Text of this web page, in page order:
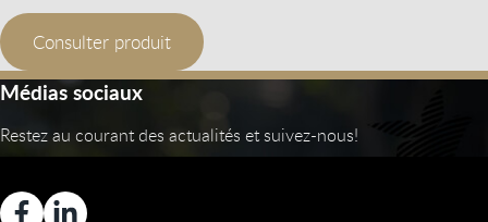
Consulter produit
Médias sociaux
Restez au courant des actualités et suivez-nous!